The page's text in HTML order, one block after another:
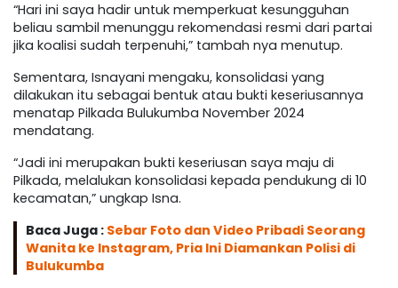
“Hari ini saya hadir untuk memperkuat kesungguhan
beliau sambil menunggu rekomendasi resmi dari partai
jika koalisi sudah terpenuhi,” tambah nya menutup.
Sementara, Isnayani mengaku, konsolidasi yang
dilakukan itu sebagai bentuk atau bukti keseriusannya
menatap Pilkada Bulukumba November 2024
mendatang.
“Jadi ini merupakan bukti keseriusan saya maju di
Pilkada, melalukan konsolidasi kepada pendukung di 10
kecamatan,” ungkap Isna.
Baca Juga : Sebar Foto dan Video Pribadi Seorang
Wanita ke Instagram, Pria Ini Diamankan Polisi di
Bulukumba